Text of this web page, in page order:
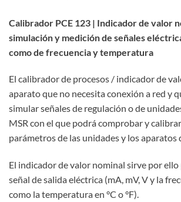
Calibrador PCE 123 | Indicador de valor
simulación y medición de señales
como de frecuencia y temperatura
El calibrador de procesos / indicador de
aparato que no necesita conexión a red y
simular señales de regulación o de
MSR con el que podrá comprobar y
parámetros de las unidades y los aparatos
El indicador de valor nominal sirve por
señal de salida eléctrica (mA, mV, V y la
como la temperatura en °C o °F).